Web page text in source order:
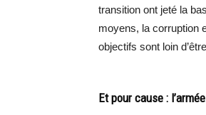
transition ont jeté la
moyens, la corruption
objectifs sont loin
Et pour cause :